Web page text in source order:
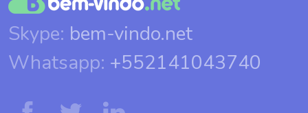
Skype: bem-vindo.net
Whatsapp: +552141043740